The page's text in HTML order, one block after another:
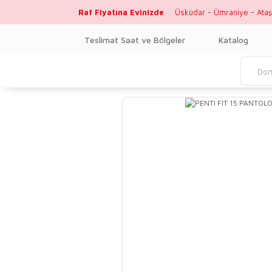
Raf Fiyatına Evinizde Üsküdar - Ümraniye -
Teslimat Saat ve Bölgeler Katalog